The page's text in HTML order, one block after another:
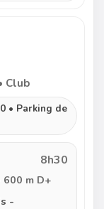
Club
• Parking de
8h30
600 m D+